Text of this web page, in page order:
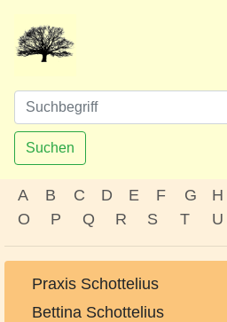
Suchen
A B C D E F G H
O
P Q R S T U
Praxis Schottelius
Bettina Schottelius